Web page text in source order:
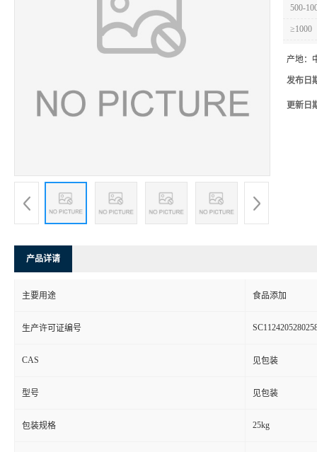
500-
≥1000
产地：
发布日
更新日
产品详请
主要用途 食品添加
生产许可证编号
CAS 见包装
型号 见包装
包装规格 25kg